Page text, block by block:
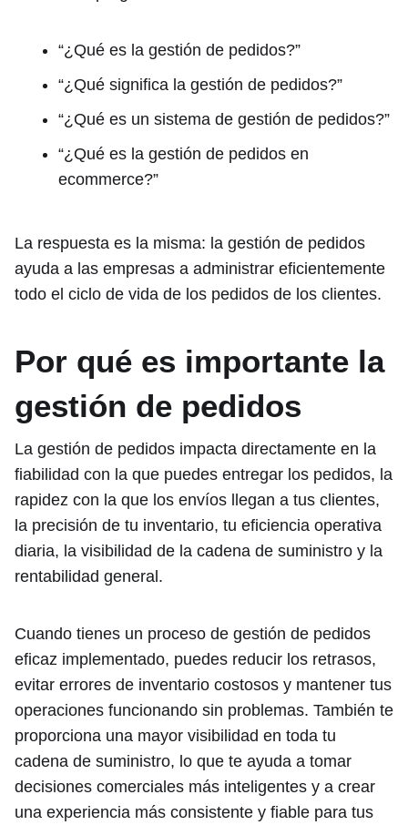
“¿Qué es la gestión de pedidos?”
“¿Qué significa la gestión de pedidos?”
“¿Qué es un sistema de gestión de pedidos?”
“¿Qué es la gestión de pedidos en
ecommerce?”
La respuesta es la misma: la gestión de pedidos
ayuda a las empresas a administrar eficientemente
todo el ciclo de vida de los pedidos de los clientes.
Por qué es importante la
gestión de pedidos
La gestión de pedidos impacta directamente en la
fiabilidad con la que puedes entregar los pedidos, la
rapidez con la que los envíos llegan a tus clientes,
la precisión de tu inventario, tu eficiencia operativa
diaria, la visibilidad de la cadena de suministro y la
rentabilidad general.
Cuando tienes un proceso de gestión de pedidos
eficaz implementado, puedes reducir los retrasos,
evitar errores de inventario costosos y mantener tus
operaciones funcionando sin problemas. También te
proporciona una mayor visibilidad en toda tu
cadena de suministro, lo que te ayuda a tomar
decisiones comerciales más inteligentes y a crear
una experiencia más consistente y fiable para tus